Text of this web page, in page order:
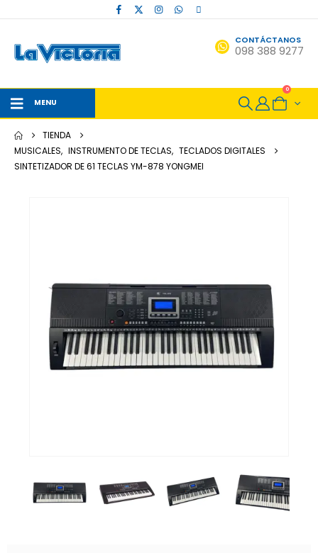
CONTÁCTANOS
098 388 9277
MENU
0
TIENDA
MUSICALES, INSTRUMENTO DE TECLAS, TECLADOS DIGITALES
SINTETIZADOR DE 61 TECLAS YM-878 YONGMEI